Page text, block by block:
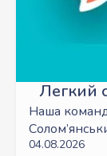
Легкий
Наша
04.08.2026